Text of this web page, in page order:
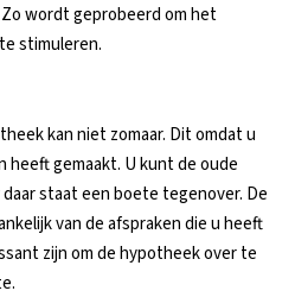
wordt geprobeerd om het
stimuleren.
kan niet zomaar. Dit omdat u
heeft gemaakt. U kunt de oude
staat een boete tegenover. De
van de afspraken die u heeft
zijn om de hypotheek over te